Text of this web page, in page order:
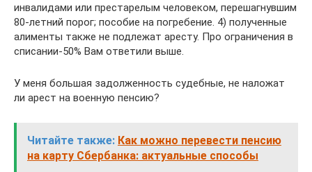
инвалидами или престарелым человеком, перешагнувшим
80-летний порог; пособие на погребение. 4) полученные
алименты также не подлежат аресту. Про ограничения в
списании-50% Вам ответили выше.
У меня большая задолженность судебные, не наложат
ли арест на военную пенсию?
Читайте также: Как можно перевести пенсию
на карту Сбербанка: актуальные способы